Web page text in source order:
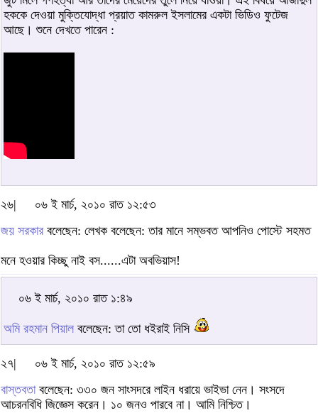
হককে দেওয়া মুক্তিযোদ্ধা প্রয়াত কামরুল ইসলামের একটা ভিডিও ফুটেজ
আছে। শুনে দেখতে পারেন :
২৬|
০৬ ই মার্চ, ২০১০ রাত ১২:৫৩
জয় সরকার বলেছেন: লেখক বলেছেন: তার মানে সম্ভবত আপনিও পোস্টে সহমত
মনে হওয়ার কিচ্ছু নাই বস......এটা অবভিয়াস!
০৬ ই মার্চ, ২০১০ রাত ১:৪৯
অমি রহমান পিয়াল বলেছেন: তা তো ধইরাই নিসি
২৭|
০৬ ই মার্চ, ২০১০ রাত ১২:৫৯
বাস্তবতাবলেছেন: ৩৩০ জন সাংসদরে লাইন ধরায়ে ভাইভা নেন। সংসদে
আচরনবিধি জিজ্ঞেস করেন। ১০ জনও পারবে না। আমি নিশ্চিত।